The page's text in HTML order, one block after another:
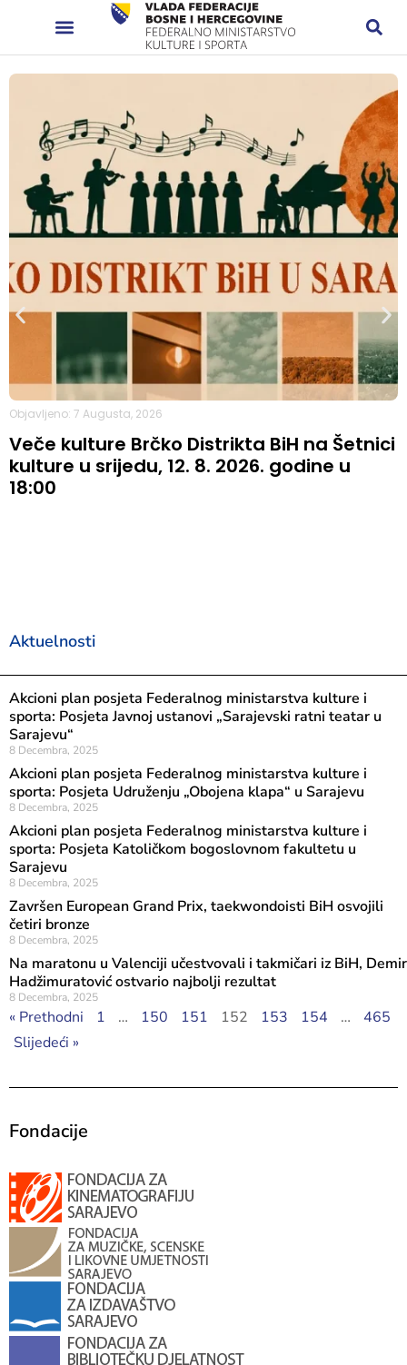
Objavljeno: 7 Augusta, 2026
Veče kulture Brčko Distrikta BiH na Šetnici
kulture u srijedu, 12. 8. 2026. godine u
18:00
Aktuelnosti
Akcioni plan posjeta Federalnog ministarstva kulture i
sporta: Posjeta Javnoj ustanovi „Sarajevski ratni teatar u
Sarajevu“
8 Decembra, 2025
Akcioni plan posjeta Federalnog ministarstva kulture i
sporta: Posjeta Udruženju „Obojena klapa“ u Sarajevu
8 Decembra, 2025
Akcioni plan posjeta Federalnog ministarstva kulture i
sporta: Posjeta Katoličkom bogoslovnom fakultetu u
Sarajevu
8 Decembra, 2025
Završen European Grand Prix, taekwondoisti BiH osvojili
četiri bronze
8 Decembra, 2025
Na maratonu u Valenciji učestvovali i takmičari iz BiH, Demir
Hadžimuratović ostvario najbolji rezultat
8 Decembra, 2025
« Prethodni 1 … 150 151 152 153 154 …
465
Slijedeći »
Fondacije